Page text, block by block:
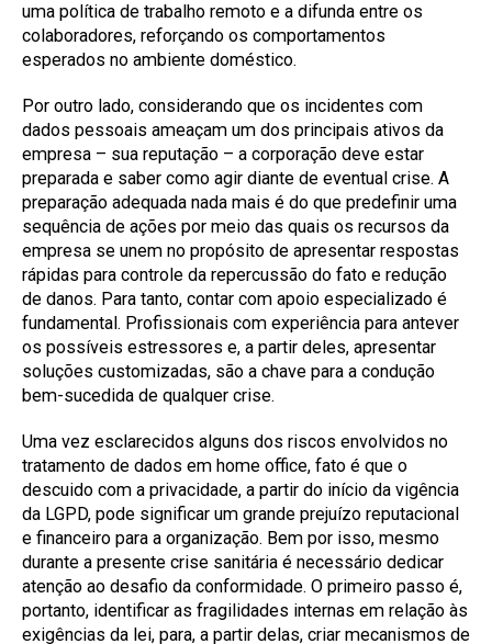
uma política de trabalho remoto e a difunda entre os
colaboradores, reforçando os comportamentos
esperados no ambiente doméstico.
Por outro lado, considerando que os incidentes com
dados pessoais ameaçam um dos principais ativos da
empresa – sua reputação – a corporação deve estar
preparada e saber como agir diante de eventual crise. A
preparação adequada nada mais é do que predefinir uma
sequência de ações por meio das quais os recursos da
empresa se unem no propósito de apresentar respostas
rápidas para controle da repercussão do fato e redução
de danos. Para tanto, contar com apoio especializado é
fundamental. Profissionais com experiência para antever
os possíveis estressores e, a partir deles, apresentar
soluções customizadas, são a chave para a condução
bem-sucedida de qualquer crise.
Uma vez esclarecidos alguns dos riscos envolvidos no
tratamento de dados em home office, fato é que o
descuido com a privacidade, a partir do início da vigência
da LGPD, pode significar um grande prejuízo reputacional
e financeiro para a organização. Bem por isso, mesmo
durante a presente crise sanitária é necessário dedicar
atenção ao desafio da conformidade. O primeiro passo é,
portanto, identificar as fragilidades internas em relação às
exigências da lei, para, a partir delas, criar mecanismos de